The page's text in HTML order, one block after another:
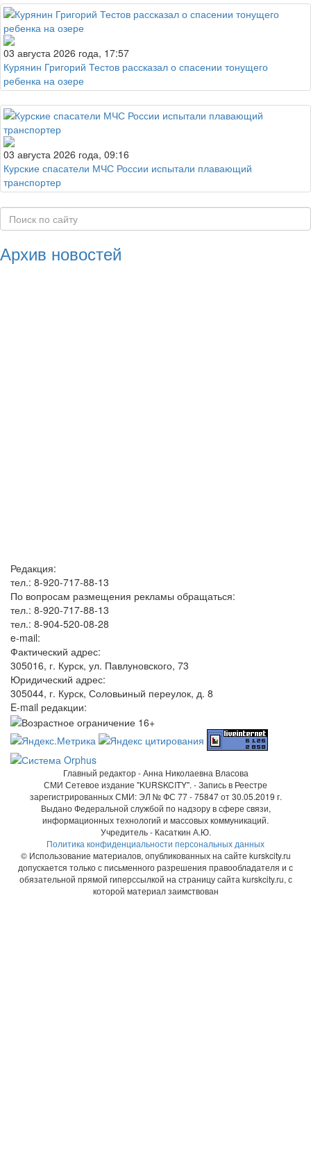
03 августа 2026 года, 17:57
Курянин Григорий Тестов рассказал о спасении тонущего
ребенка на озере
03 августа 2026 года, 09:16
Курские спасатели МЧС России испытали плавающий
транспортер
Архив новостей
Редакция:
тел.: 8-920-717-88-13
По вопросам размещения рекламы обращаться:
тел.: 8-920-717-88-13
тел.: 8-904-520-08-28
e-mail:
Фактический адрес:
305016, г. Курск, ул. Павлуновского, 73
Юридический адрес:
305044, г. Курск, Соловьиный переулок, д. 8
E-mail редакции:
Главный редактор - Анна Николаевна Власова
СМИ Сетевое издание "KURSKCITY". - Запись в Реестре
зарегистрированных СМИ: ЭЛ № ФС 77 - 75847 от 30.05.2019 г.
Выдано Федеральной службой по надзору в сфере связи,
информационных технологий и массовых коммуникаций.
Учредитель - Касаткин А.Ю.
Политика конфиденциальности персональных данных
© Использование материалов, опубликованных на сайте kurskcity.ru
допускается только с письменного разрешения правообладателя и с
обязательной прямой гиперссылкой на страницу сайта kurskcity.ru, с
которой материал заимствован